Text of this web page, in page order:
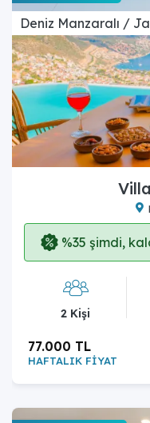
Deniz Manzaralı /
%35 şimdi,
2 Kişi
HAFTALIK FİYAT
77.000 TL